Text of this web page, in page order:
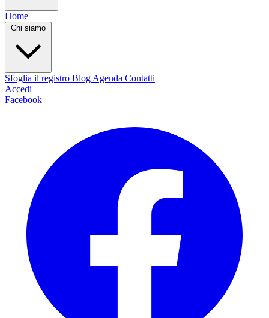
Home
Chi siamo
Sfoglia il registro Blog Agenda Contatti
Accedi
Facebook